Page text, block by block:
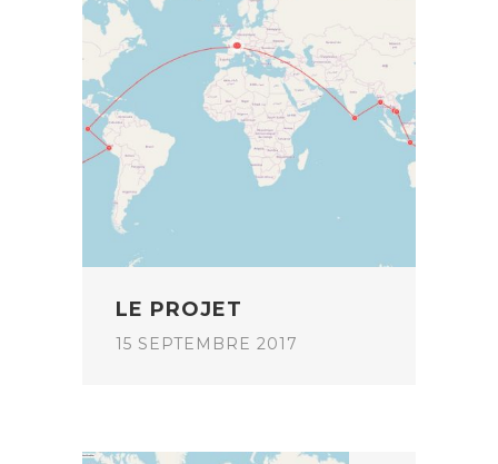
LE PROJET
15 SEPTEMBRE 2017